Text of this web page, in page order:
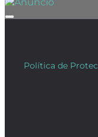
Política de